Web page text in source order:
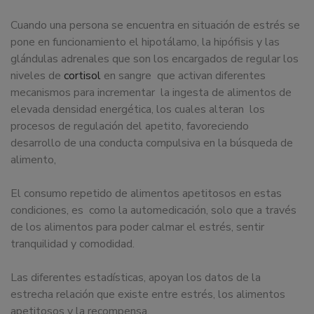
Cuando una persona se encuentra en situación de estrés se
pone en funcionamiento el hipotálamo, la hipófisis y las
glándulas adrenales que son los encargados de regular los
niveles de cortisol en sangre que activan diferentes
mecanismos para incrementar la ingesta de alimentos de
elevada densidad energética, los cuales alteran los
procesos de regulación del apetito, favoreciendo
desarrollo de una conducta compulsiva en la búsqueda de
alimento,
El consumo repetido de alimentos apetitosos en estas
condiciones, es como la automedicación, solo que a través
de los alimentos para poder calmar el estrés, sentir
tranquilidad y comodidad.
Las diferentes estadísticas, apoyan los datos de la
estrecha relación que existe entre estrés, los alimentos